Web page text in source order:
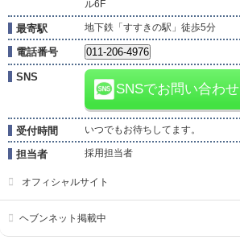
ル6F
最寄駅 地下鉄「すすきの駅」徒歩5分
電話番号
SNS
SNSでお問い合わせ
受付時間 いつでもお待ちしてます。
担当者 採用担当者
オフィシャルサイト
ヘブンネット掲載中